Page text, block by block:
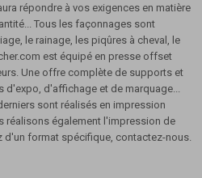
répondre à vos exigences en matière
Tous les façonnages sont
le rainage, les piqûres à cheval, le
est équipé en presse offset
Une offre complète de supports et
d'affichage et de marquage...
sont réalisés en impression
réalisons également l'impression de
format spécifique, contactez-nous.